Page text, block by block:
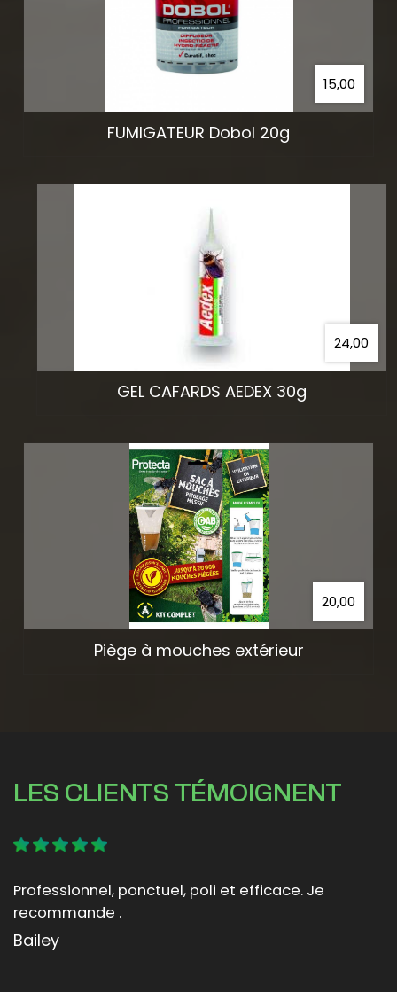
15,00
FUMIGATEUR Dobol 20g
24,00
GEL CAFARDS AEDEX 30g
20,00
Piège à mouches extérieur
LES CLIENTS TÉMOIGNENT
Intervention « éclair » et très professionnelle Très
bon accueil et disponible pour les explications Je
recommande